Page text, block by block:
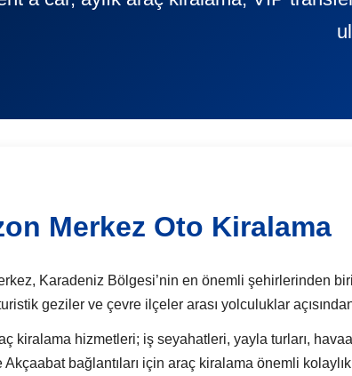
Merkez Oto Kiralama
Karadeniz Bölgesi’nin en önemli şehirlerinden
geziler ve çevre ilçeler arası yolculuklar
kiralama hizmetleri; iş seyahatleri, yayla turları,
Akçaabat bağlantıları için araç kiralama önemli